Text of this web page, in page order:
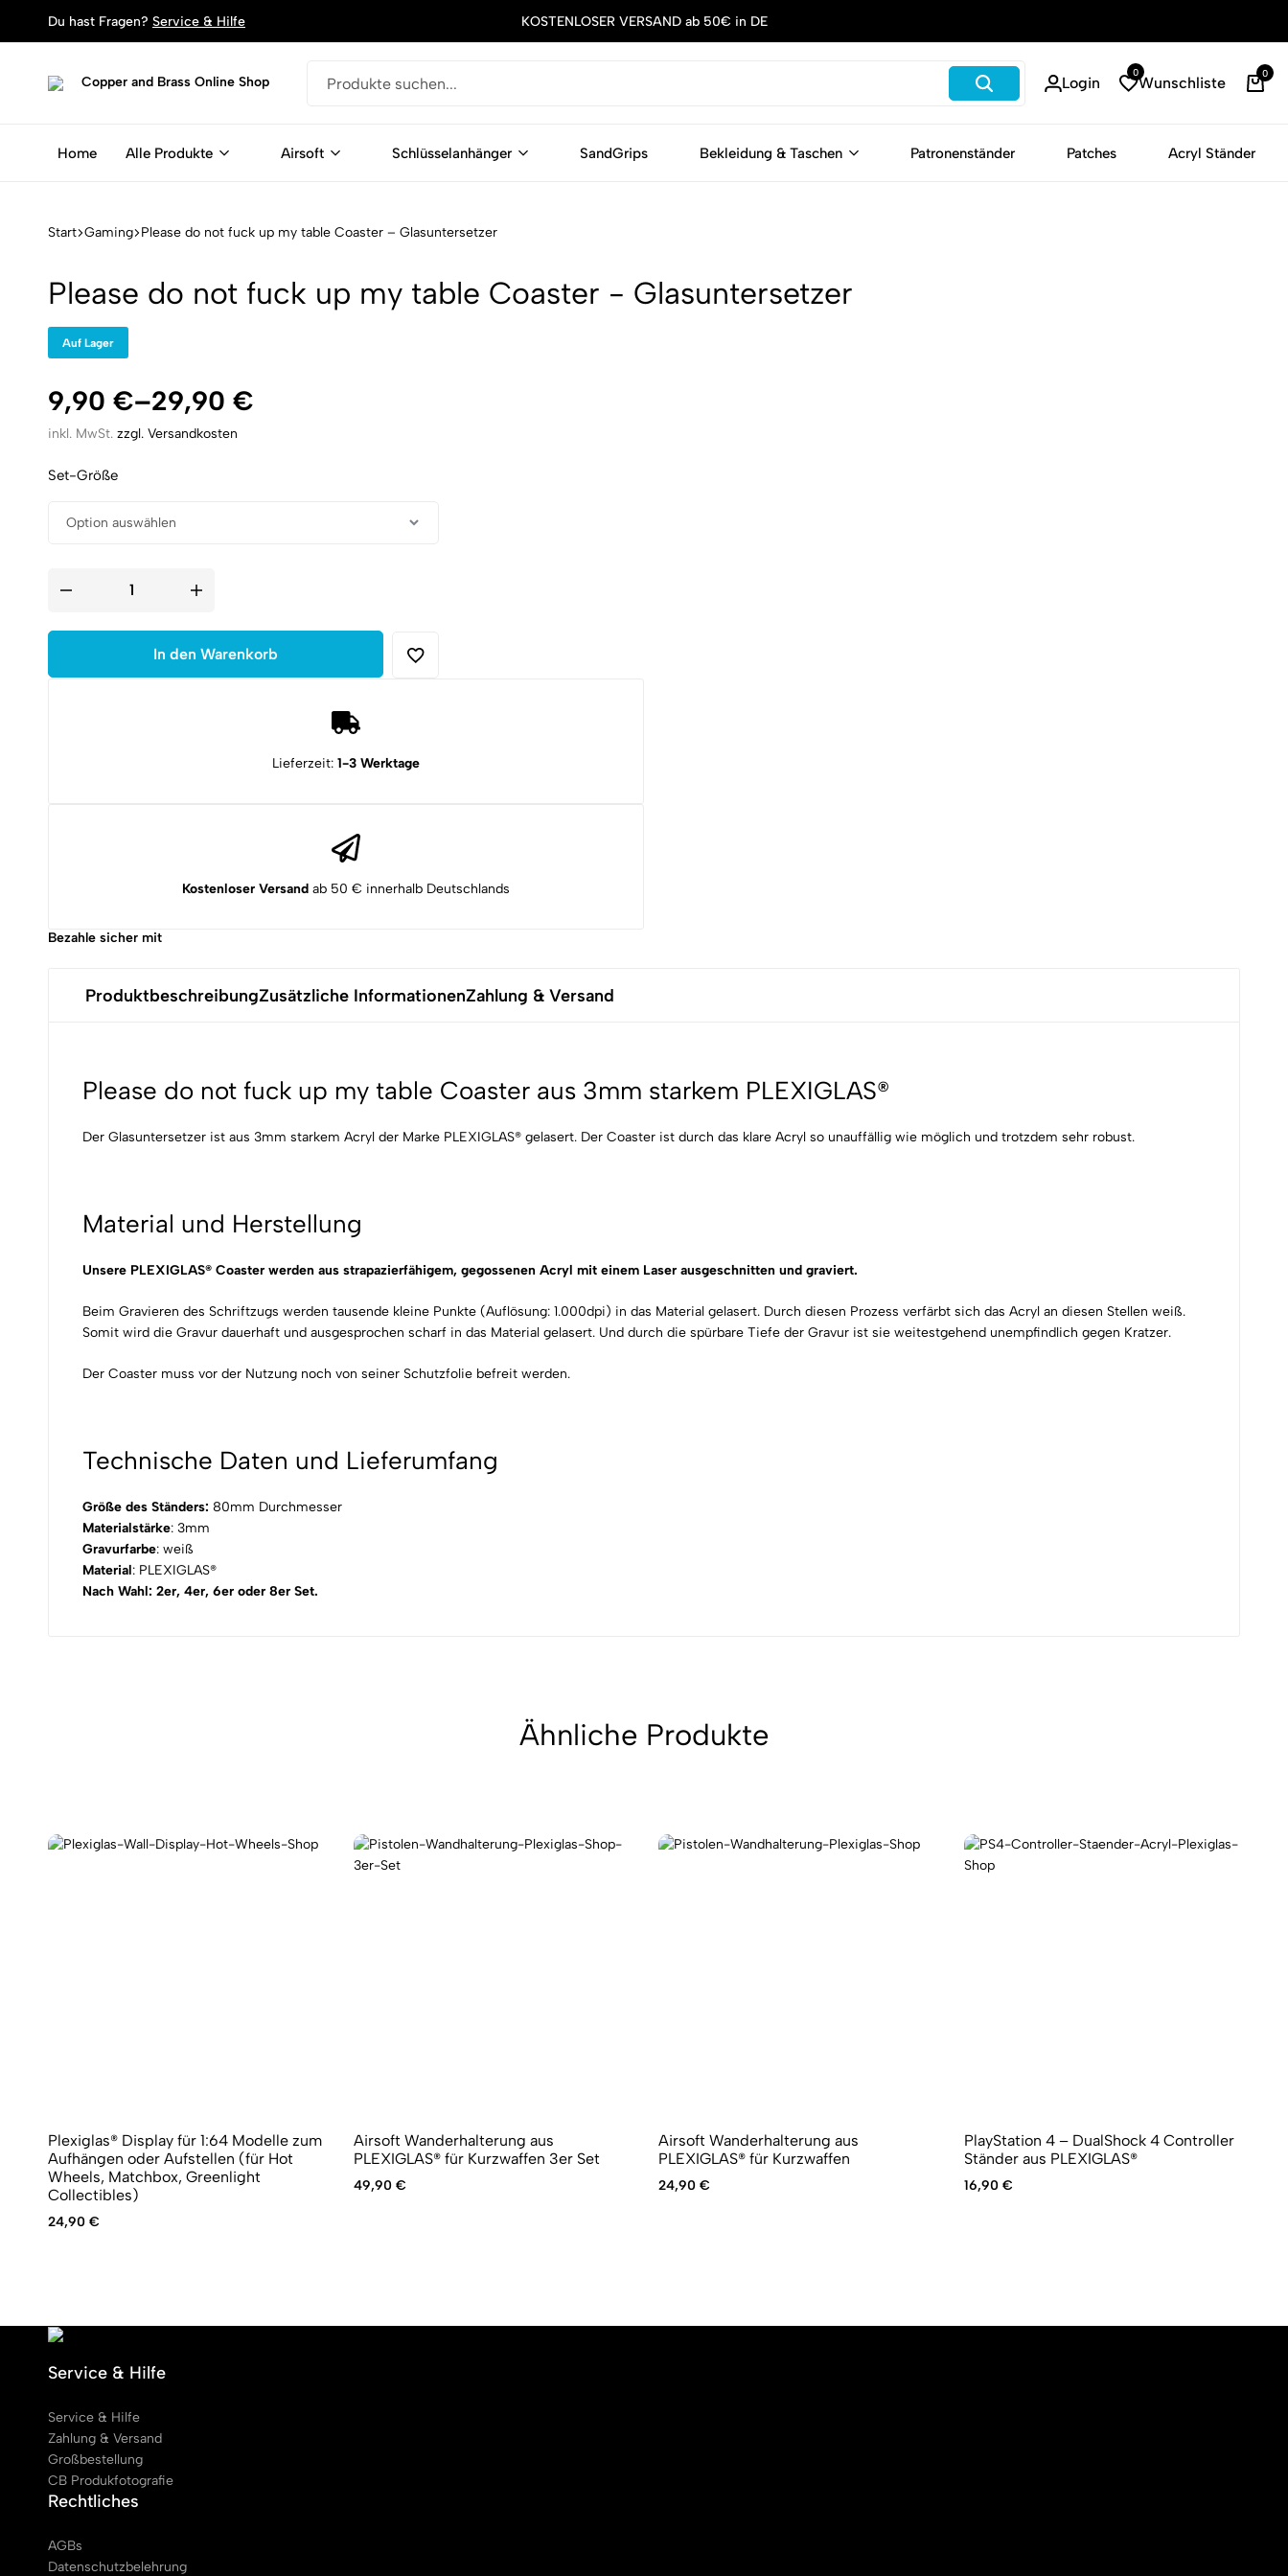
Du hast Fragen? Service & Hilfe KOSTENLOSER VERSAND ab 50€ in DE
Online
Schlüsselanhänger,
Magente
Login
0
Wunschliste
0
Home Alle Produkte Airsoft Schlüsselanhänger SandGrips Bekleidung & Taschen Patronenständer Patches Acryl Ständer
Start Gaming Please do not fuck up my table Coaster – Glasuntersetzer
Please do not fuck up my table Coaster - Glasuntersetzer
Auf Lager
9,90 €–29,90 €
inkl. MwSt. zzgl. Versandkosten
Set-Größe
Please
fuck
table
In den Warenkorb
Lieferzeit: 1-3 Werktage
Kostenloser Versand ab 50 € innerhalb Deutschlands
Bezahle sicher mit
ProduktbeschreibungZusätzliche InformationenZahlung & Versand
Please do not fuck up my table Coaster aus 3mm starkem PLEXIGLAS®
Der Glasuntersetzer ist aus 3mm starkem Acryl der Marke PLEXIGLAS® gelasert. Der Coaster ist durch das klare Acryl so unauffällig wie möglich und trotzdem sehr robust.
Material und Herstellung
Unsere PLEXIGLAS® Coaster werden aus strapazierfähigem, gegossenen Acryl mit einem Laser ausgeschnitten und graviert.
Beim Gravieren des Schriftzugs werden tausende kleine Punkte (Auflösung: 1.000dpi) in das Material gelasert. Durch diesen Prozess verfärbt sich das Acryl an diesen Stellen weiß.
Somit wird die Gravur dauerhaft und ausgesprochen scharf in das Material gelasert. Und durch die spürbare Tiefe der Gravur ist sie weitestgehend unempfindlich gegen Kratzer.
Der Coaster muss vor der Nutzung noch von seiner Schutzfolie befreit werden.
Technische Daten und Lieferumfang
Größe des Ständers: 80mm Durchmesser
Materialstärke: 3mm
Gravurfarbe: weiß
Material: PLEXIGLAS®
Nach Wahl: 2er, 4er, 6er oder 8er Set.
Ähnliche Produkte
Plexiglas® Display für 1:64 Modelle zum
Aufhängen oder Aufstellen (für Hot
Wheels, Matchbox, Greenlight
Collectibles)
24,90 €
Airsoft Wanderhalterung aus
PLEXIGLAS® für Kurzwaffen 3er Set
49,90 €
Airsoft Wanderhalterung aus
PLEXIGLAS® für Kurzwaffen
24,90 €
PlayStation 4 – DualShock 4 Controller
Ständer aus PLEXIGLAS®
16,90 €
Service & Hilfe
Service & Hilfe
Zahlung & Versand
Großbestellung
CB Produkfotografie
Rechtliches
AGBs
Datenschutzbelehrung